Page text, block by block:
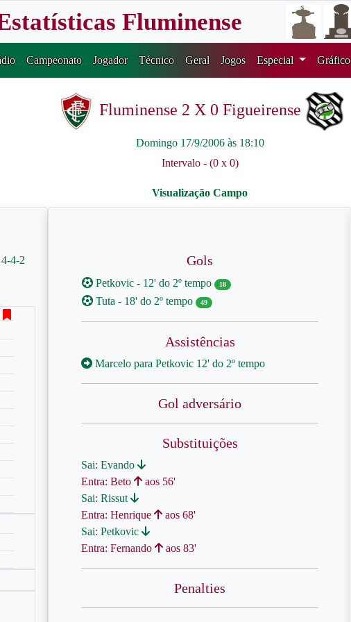
Fluminense
Campeonato Jogador Técnico Geral Jogos Especial Gráfico
Fluminense 2 X 0 Figueirense
Domingo 17/9/2006 às 18:10
Intervalo - (0 x 0)
4-4-2 Gols
Petkovic - 12' do 2º tempo 18
Tuta - 18' do 2º tempo 49
Assistências
Marcelo para Petkovic 12' do 2º tempo
Gol adversário
Substituições
Sai: Evando
Entra: Beto
aos 56'
Sai: Rissut
Entra: Henrique
aos 68'
Sai: Petkovic
Entra: Fernando
aos 83'
Penalties